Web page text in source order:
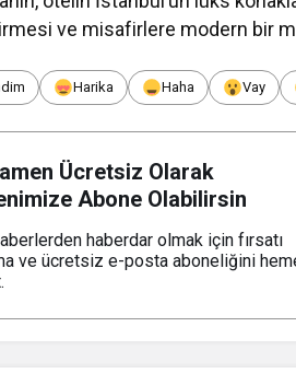
ve misafirlere modern bir
Harika Haha Vay
Ücretsiz Olarak
Abone Olabilirsin
haberdar olmak için fırsatı
ve ücretsiz e-posta aboneliğini